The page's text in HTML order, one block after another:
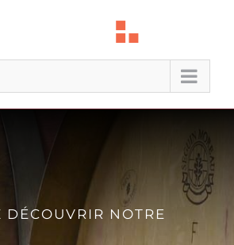
DÉCOUVRIR NOTRE